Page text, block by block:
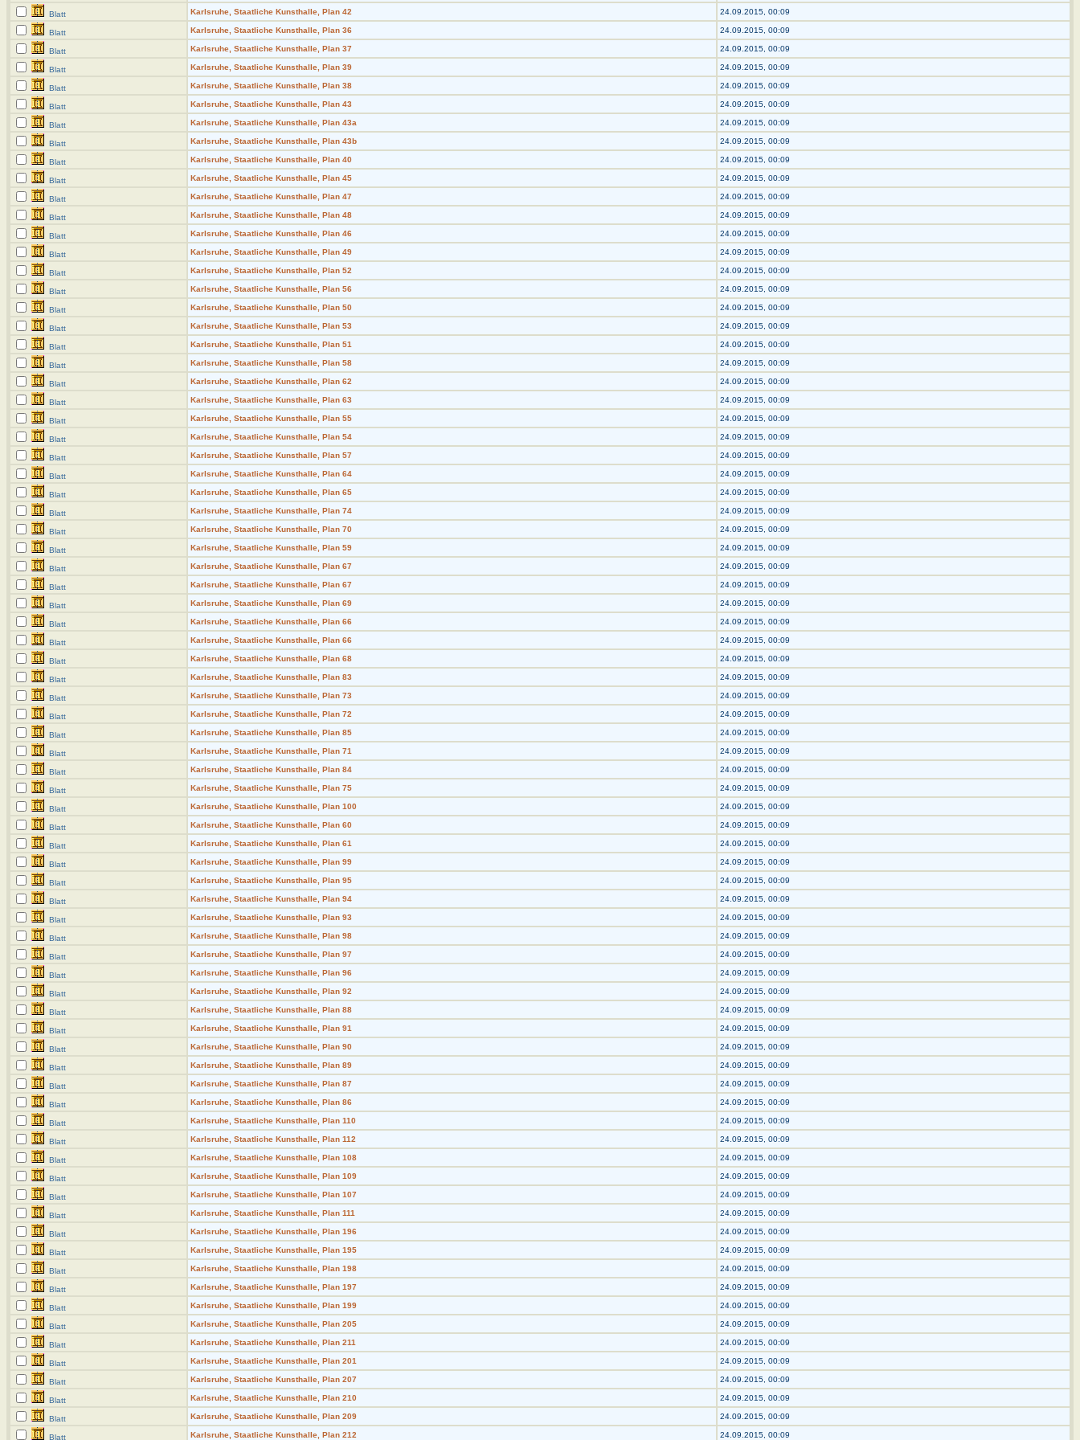
Blatt Karlsruhe, Staatliche Kunsthalle, Plan 42 24.09.2015, 00:09
Blatt Karlsruhe, Staatliche Kunsthalle, Plan 36 24.09.2015, 00:09
Blatt Karlsruhe, Staatliche Kunsthalle, Plan 37 24.09.2015, 00:09
Blatt Karlsruhe, Staatliche Kunsthalle, Plan 39 24.09.2015, 00:09
Blatt Karlsruhe, Staatliche Kunsthalle, Plan 38 24.09.2015, 00:09
Blatt Karlsruhe, Staatliche Kunsthalle, Plan 43 24.09.2015, 00:09
Blatt Karlsruhe, Staatliche Kunsthalle, Plan 43a 24.09.2015, 00:09
Blatt Karlsruhe, Staatliche Kunsthalle, Plan 43b 24.09.2015, 00:09
Blatt Karlsruhe, Staatliche Kunsthalle, Plan 40 24.09.2015, 00:09
Blatt Karlsruhe, Staatliche Kunsthalle, Plan 45 24.09.2015, 00:09
Blatt Karlsruhe, Staatliche Kunsthalle, Plan 47 24.09.2015, 00:09
Blatt Karlsruhe, Staatliche Kunsthalle, Plan 48 24.09.2015, 00:09
Blatt Karlsruhe, Staatliche Kunsthalle, Plan 46 24.09.2015, 00:09
Blatt Karlsruhe, Staatliche Kunsthalle, Plan 49 24.09.2015, 00:09
Blatt Karlsruhe, Staatliche Kunsthalle, Plan 52 24.09.2015, 00:09
Blatt Karlsruhe, Staatliche Kunsthalle, Plan 56 24.09.2015, 00:09
Blatt Karlsruhe, Staatliche Kunsthalle, Plan 50 24.09.2015, 00:09
Blatt Karlsruhe, Staatliche Kunsthalle, Plan 53 24.09.2015, 00:09
Blatt Karlsruhe, Staatliche Kunsthalle, Plan 51 24.09.2015, 00:09
Blatt Karlsruhe, Staatliche Kunsthalle, Plan 58 24.09.2015, 00:09
Blatt Karlsruhe, Staatliche Kunsthalle, Plan 62 24.09.2015, 00:09
Blatt Karlsruhe, Staatliche Kunsthalle, Plan 63 24.09.2015, 00:09
Blatt Karlsruhe, Staatliche Kunsthalle, Plan 55 24.09.2015, 00:09
Blatt Karlsruhe, Staatliche Kunsthalle, Plan 54 24.09.2015, 00:09
Blatt Karlsruhe, Staatliche Kunsthalle, Plan 57 24.09.2015, 00:09
Blatt Karlsruhe, Staatliche Kunsthalle, Plan 64 24.09.2015, 00:09
Blatt Karlsruhe, Staatliche Kunsthalle, Plan 65 24.09.2015, 00:09
Blatt Karlsruhe, Staatliche Kunsthalle, Plan 74 24.09.2015, 00:09
Blatt Karlsruhe, Staatliche Kunsthalle, Plan 70 24.09.2015, 00:09
Blatt Karlsruhe, Staatliche Kunsthalle, Plan 59 24.09.2015, 00:09
Blatt Karlsruhe, Staatliche Kunsthalle, Plan 67 24.09.2015, 00:09
Blatt Karlsruhe, Staatliche Kunsthalle, Plan 67 24.09.2015, 00:09
Blatt Karlsruhe, Staatliche Kunsthalle, Plan 69 24.09.2015, 00:09
Blatt Karlsruhe, Staatliche Kunsthalle, Plan 66 24.09.2015, 00:09
Blatt Karlsruhe, Staatliche Kunsthalle, Plan 66 24.09.2015, 00:09
Blatt Karlsruhe, Staatliche Kunsthalle, Plan 68 24.09.2015, 00:09
Blatt Karlsruhe, Staatliche Kunsthalle, Plan 83 24.09.2015, 00:09
Blatt Karlsruhe, Staatliche Kunsthalle, Plan 73 24.09.2015, 00:09
Blatt Karlsruhe, Staatliche Kunsthalle, Plan 72 24.09.2015, 00:09
Blatt Karlsruhe, Staatliche Kunsthalle, Plan 85 24.09.2015, 00:09
Blatt Karlsruhe, Staatliche Kunsthalle, Plan 71 24.09.2015, 00:09
Blatt Karlsruhe, Staatliche Kunsthalle, Plan 84 24.09.2015, 00:09
Blatt Karlsruhe, Staatliche Kunsthalle, Plan 75 24.09.2015, 00:09
Blatt Karlsruhe, Staatliche Kunsthalle, Plan 100 24.09.2015, 00:09
Blatt Karlsruhe, Staatliche Kunsthalle, Plan 60 24.09.2015, 00:09
Blatt Karlsruhe, Staatliche Kunsthalle, Plan 61 24.09.2015, 00:09
Blatt Karlsruhe, Staatliche Kunsthalle, Plan 99 24.09.2015, 00:09
Blatt Karlsruhe, Staatliche Kunsthalle, Plan 95 24.09.2015, 00:09
Blatt Karlsruhe, Staatliche Kunsthalle, Plan 94 24.09.2015, 00:09
Blatt Karlsruhe, Staatliche Kunsthalle, Plan 93 24.09.2015, 00:09
Blatt Karlsruhe, Staatliche Kunsthalle, Plan 98 24.09.2015, 00:09
Blatt Karlsruhe, Staatliche Kunsthalle, Plan 97 24.09.2015, 00:09
Blatt Karlsruhe, Staatliche Kunsthalle, Plan 96 24.09.2015, 00:09
Blatt Karlsruhe, Staatliche Kunsthalle, Plan 92 24.09.2015, 00:09
Blatt Karlsruhe, Staatliche Kunsthalle, Plan 88 24.09.2015, 00:09
Blatt Karlsruhe, Staatliche Kunsthalle, Plan 91 24.09.2015, 00:09
Blatt Karlsruhe, Staatliche Kunsthalle, Plan 90 24.09.2015, 00:09
Blatt Karlsruhe, Staatliche Kunsthalle, Plan 89 24.09.2015, 00:09
Blatt Karlsruhe, Staatliche Kunsthalle, Plan 87 24.09.2015, 00:09
Blatt Karlsruhe, Staatliche Kunsthalle, Plan 86 24.09.2015, 00:09
Blatt Karlsruhe, Staatliche Kunsthalle, Plan 110 24.09.2015, 00:09
Blatt Karlsruhe, Staatliche Kunsthalle, Plan 112 24.09.2015, 00:09
Blatt Karlsruhe, Staatliche Kunsthalle, Plan 108 24.09.2015, 00:09
Blatt Karlsruhe, Staatliche Kunsthalle, Plan 109 24.09.2015, 00:09
Blatt Karlsruhe, Staatliche Kunsthalle, Plan 107 24.09.2015, 00:09
Blatt Karlsruhe, Staatliche Kunsthalle, Plan 111 24.09.2015, 00:09
Blatt Karlsruhe, Staatliche Kunsthalle, Plan 196 24.09.2015, 00:09
Blatt Karlsruhe, Staatliche Kunsthalle, Plan 195 24.09.2015, 00:09
Blatt Karlsruhe, Staatliche Kunsthalle, Plan 198 24.09.2015, 00:09
Blatt Karlsruhe, Staatliche Kunsthalle, Plan 197 24.09.2015, 00:09
Blatt Karlsruhe, Staatliche Kunsthalle, Plan 199 24.09.2015, 00:09
Blatt Karlsruhe, Staatliche Kunsthalle, Plan 205 24.09.2015, 00:09
Blatt Karlsruhe, Staatliche Kunsthalle, Plan 211 24.09.2015, 00:09
Blatt Karlsruhe, Staatliche Kunsthalle, Plan 201 24.09.2015, 00:09
Blatt Karlsruhe, Staatliche Kunsthalle, Plan 207 24.09.2015, 00:09
Blatt Karlsruhe, Staatliche Kunsthalle, Plan 210 24.09.2015, 00:09
Blatt Karlsruhe, Staatliche Kunsthalle, Plan 209 24.09.2015, 00:09
Blatt Karlsruhe, Staatliche Kunsthalle, Plan 212 24.09.2015, 00:09